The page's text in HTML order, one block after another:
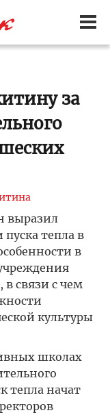
за
выразил
тепла в
в
в связи с чем
культуры
школах
тепла начат